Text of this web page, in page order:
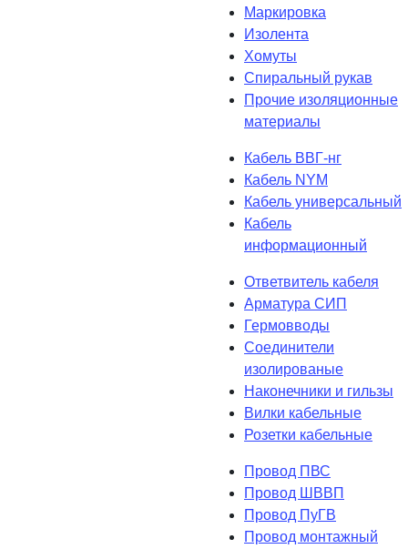
Маркировка
Изолента
Хомуты
Спиральный рукав
Прочие изоляционные
материалы
Кабель ВВГ-нг
Кабель NYM
Кабель универсальный
Кабель
информационный
Ответвитель кабеля
Арматура СИП
Гермовводы
Соединители
изолированые
Наконечники и гильзы
Вилки кабельные
Розетки кабельные
Провод ПВС
Провод ШВВП
Провод ПуГВ
Провод монтажный